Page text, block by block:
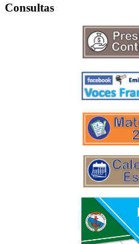
Consultas